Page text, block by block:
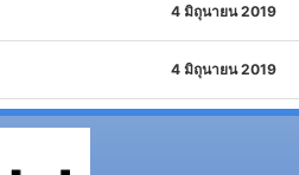
4 มิถุนายน 2019
4 มิถุนายน 2019